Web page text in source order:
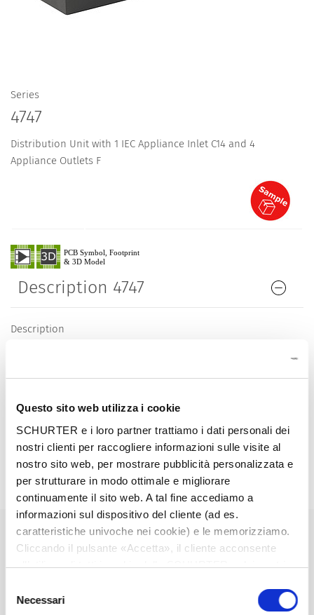
Questo sito web utilizza i cookie
SCHURTER e i loro partner trattiamo i dati personali dei
nostri clienti per raccogliere informazioni sulle visite al
nostro sito web, per mostrare pubblicità personalizzata e
per strutturare in modo ottimale e migliorare
continuamente il sito web. A tal fine accediamo a
informazioni sul dispositivo del cliente (ad es.
caratteristiche univoche nei cookie) e le memorizziamo.
Cliccando il pulsante «Accetta», il cliente acconsente
all’utilizzo di tutti i cookie delle SCHURTER e dei nostri
momento cliccando su «Impostazioni» in fondo alla
delNecessari
Series
4747
Distribution Unit with 1 IEC Appliance Inlet C14 and 4
Appliance Outlets F
Description 4747
Description
1 Function: of 4 outlets,, Pin temperature 70 °C, Protection
class I
Characteristics
Suitable for use in equipment according to IEC/UL 62368-1
Detailed request for product
Details 4747
Ratings IEC 10 A / 250 VAC; 50 Hz
15 A / 250 VAC; 60 Hz